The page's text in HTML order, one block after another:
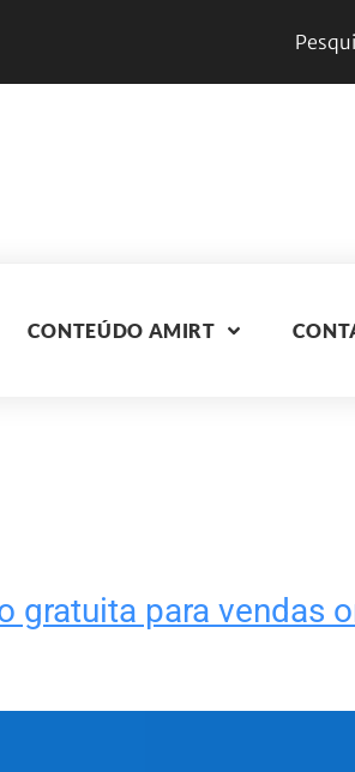
CONTEÚDO AMIRT
gratuita para vendas